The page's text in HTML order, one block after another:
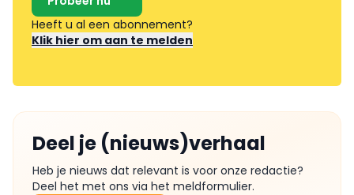
Heeft u al een abonnement?
Klik hier om aan te melden
Deel je (nieuws)verhaal
Heb je nieuws dat relevant is voor onze redactie?
Deel het met ons via het meldformulier.